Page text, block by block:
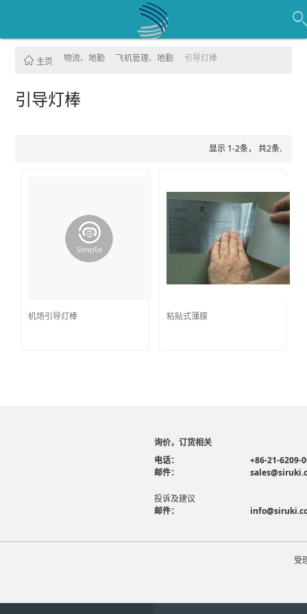
主页 物流、地勤 飞机管理、地勤 引导灯棒
引导灯棒
显示 1-2条， 共2条.
机场引导灯棒 粘贴式薄膜
询价，订货相关
电话：
+86-21-6209-
邮件：
投诉及建议
邮件：
受